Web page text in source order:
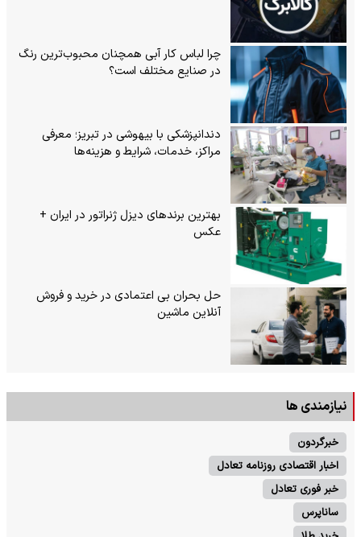
چرا لباس کار آبی همچنان محبوب‌ترین رنگ
در صنایع مختلف است؟
دندانپزشکی با بیهوشی در تبریز؛ معرفی
مراکز، خدمات، شرایط و هزینه‌ها
بهترین برندهای دیزل ژنراتور در ایران +
عکس
حل بحران بی‌ اعتمادی در خرید و فروش
آنلاین ماشین
نیازمندی ها
خبرگردون
اخبار اقتصادی روزنامه تعادل
خبر فوری تعادل
ساناپرس